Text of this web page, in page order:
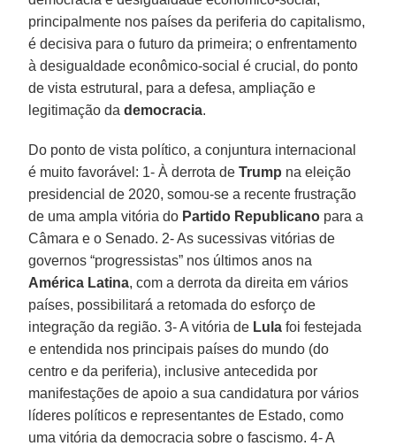
principalmente nos países da periferia do capitalismo,
é decisiva para o futuro da primeira; o enfrentamento
à desigualdade econômico-social é crucial, do ponto
de vista estrutural, para a defesa, ampliação e
legitimação da democracia.
Do ponto de vista político, a conjuntura internacional
é muito favorável: 1- À derrota deTrump na eleição
presidencial de 2020, somou-se a recente frustração
de uma ampla vitória do Partido Republicano para a
Câmara e o Senado. 2- As sucessivas vitórias de
governos “progressistas” nos últimos anos na
América Latina, com a derrota da direita em vários
países, possibilitará a retomada do esforço de
integração da região. 3- A vitória de Lula foi festejada
e entendida nos principais países do mundo (do
centro e da periferia), inclusive antecedida por
manifestações de apoio a sua candidatura por vários
líderes políticos e representantes de Estado, como
uma vitória da democracia sobre o fascismo. 4- A